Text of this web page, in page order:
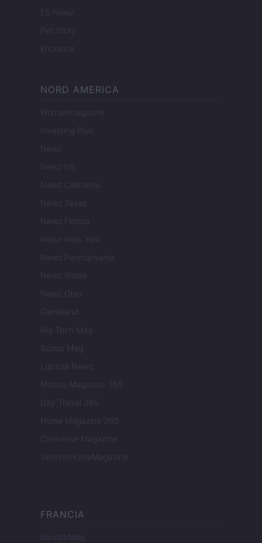
ES Newz
Pet Story
Encocina
NORD AMERICA
Womanmagazine
Investing Plus
Newz
Newz US
Newz California
Newz Texas
Newz Florida
Newz New York
Newz Pennsylvania
Newz Illinois
Newz Ohio
Gameland
Hig Tech Mag
Scoop Mag
Lgbtqia News
Motors Magazine 365
Day Travel 365
Home Magazine 365
Cineverse Magazine
SecondHomeMagazine
FRANCIA
InvestirMag